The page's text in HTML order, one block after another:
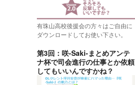
有珠山高校後援会の方々はご自由に
ダウンロードしてお使い下さい。
第3回：咲-Saki-まとめアンテ
ナ杯で司会進行の仕事とか依頼
してもいいんですかね？